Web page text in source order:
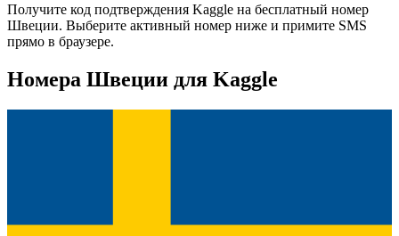
Получите код подтверждения Kaggle на бесплатный номер
Швеции. Выберите активный номер ниже и примите SMS
прямо в браузере.
Номера Швеции для Kaggle